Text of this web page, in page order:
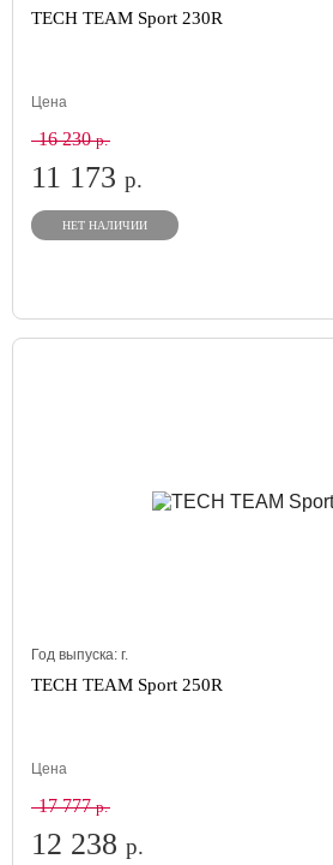
TECH TEAM Sport 230R
Цена
16 230р.
11 173 р.
НЕТ НАЛИЧИИ
Год выпуска: г.
TECH TEAM Sport 250R
Цена
17 777р.
12 238 р.